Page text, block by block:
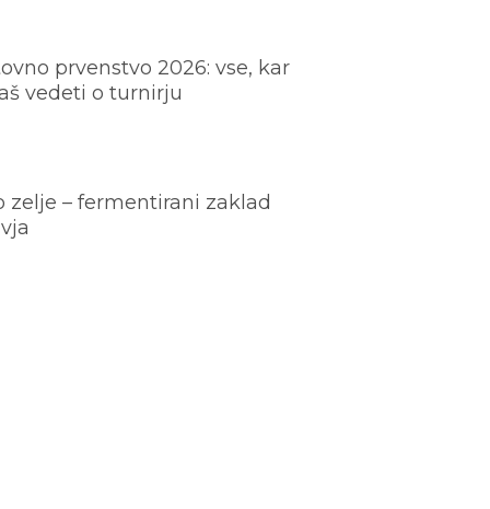
prvenstvo 2026: vse, kar
vedeti o turnirju
zelje – fermentirani zaklad